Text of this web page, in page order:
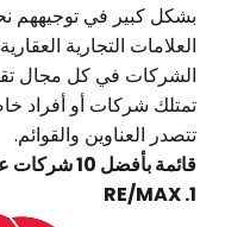
بشكل كبير في توجيههم
العلامات التجارية
الشركات في كل مجال
تمتلك شركات أو أفراد
تتصدر العناوين والقوائم.
قائمة بأفضل 10 شركات عقارية في العالم لعام 2026
1. RE/MAX